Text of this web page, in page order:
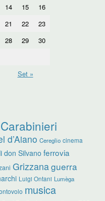
14 15
16
21 22
23
28 29
30
Set »
Carabinieri
d’Aiano Cereglio cinema
don Silvano ferrovia
Grizzanaguerra
Luigi Ontani Lumèga
musica